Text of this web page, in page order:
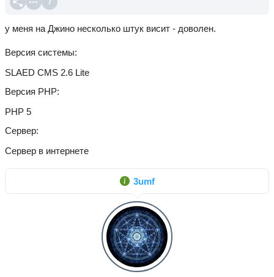
7
у меня на Джино несколько штук висит - доволен.
Версия системы
SLAED CMS 2.6 Lite
Версия PHP
PHP 5
Сервер
Сервер в интернете
3umf